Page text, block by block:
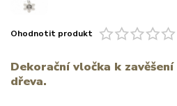
Ohodnotit produkt
Dekorační vločka k
dřeva.